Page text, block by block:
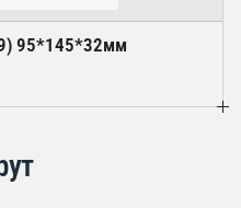
95*145*32мм